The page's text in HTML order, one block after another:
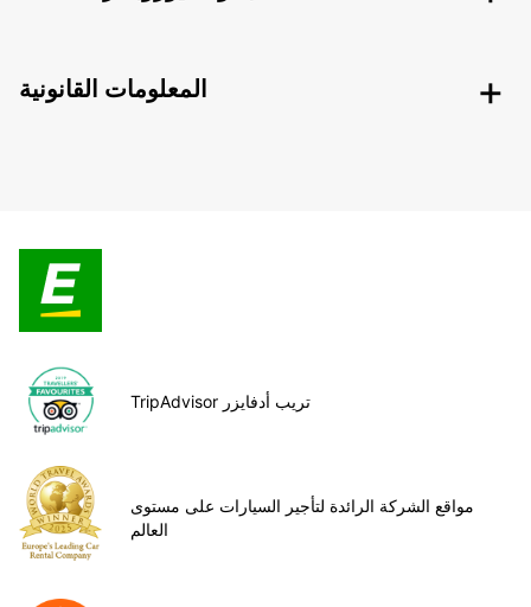
المعلومات القانونية
TripAdvisor تريب أدفايزر
مواقع الشركة الرائدة لتأجير السيارات على مستوى
العالم